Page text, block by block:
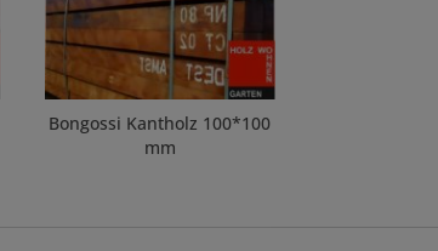
Bongossi Kantholz 100*100
mm